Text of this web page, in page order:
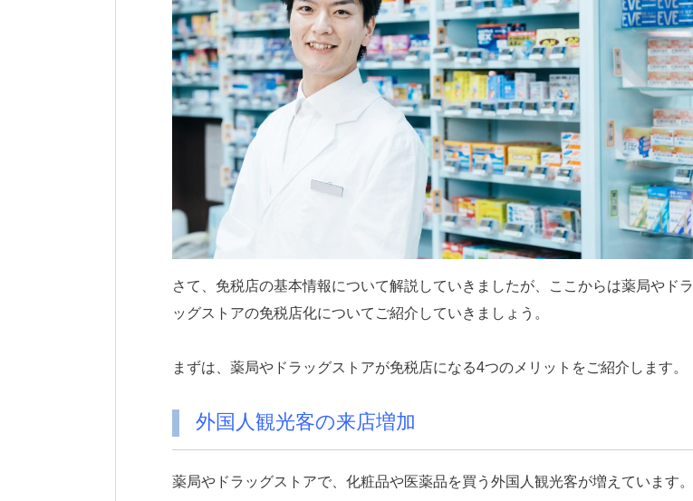
さて、免税店の基本情報について解説していきましたが、ここからは薬局やドラ
ッグストアの免税店化についてご紹介していきましょう。
まずは、薬局やドラッグストアが免税店になる4つのメリットをご紹介します。
外国人観光客の来店増加
薬局やドラッグストアで、化粧品や医薬品を買う外国人観光客が増えています。